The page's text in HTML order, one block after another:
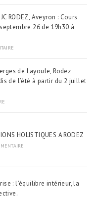
RODEZ, Aveyron : Cours
26 de 19h30 à
de Layoule, Rodez
de l’été à partir du 2 juillet
HOLISTIQUES A RODEZ
: l’équilibre intérieur, la